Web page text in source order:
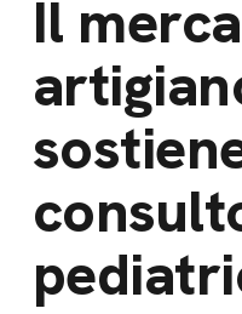
IlLavora con noi
Bilancio di
missione
News e
News